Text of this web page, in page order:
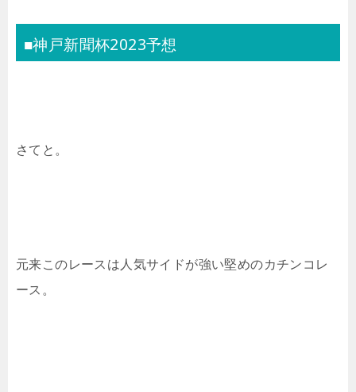
■神戸新聞杯2023予想
さてと。
元来このレースは人気サイドが強い堅めのカチンコレ
ース。